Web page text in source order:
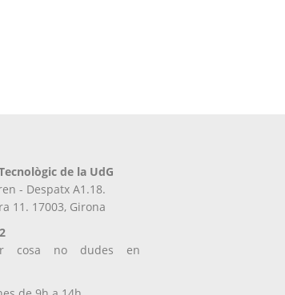
de la UdG
- Despatx A1.18.
11. 17003, Girona
cosa no dudes en